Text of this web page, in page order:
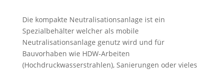
Die kompakte Neutralisationsanlage ist ein
Spezialbehälter welcher als mobile
Neutralisationsanlage genutz wird und für
Bauvorhaben wie HDW-Arbeiten
(Hochdruckwasserstrahlen), Sanierungen oder vieles